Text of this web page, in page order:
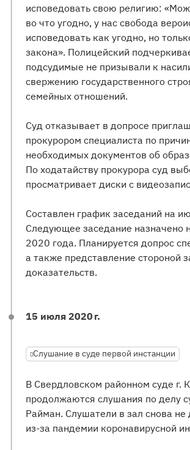
исповедовать свою религию:
во что угодно, у нас свобода
исповедовать как угодно, но
закона». Полицейский
подсудимые не призывали к
свержению государственного
семейных отношений.
Суд отказывает в допросе
прокурором специалиста по
необходимых документов об
По ходатайству прокурора суд
просматривает диски с
Составлен график заседаний на
Следующее заседание назначено
2020 года. Планируется допрос
а также представление стороной
доказательств.
15 июля 2020 г.
Слушание в суде первой инстанции
В Свердловском районном суде г.
продолжаются слушания по делу
Райман. Слушатели в зал снова не
из-за пандемии коронавирусной